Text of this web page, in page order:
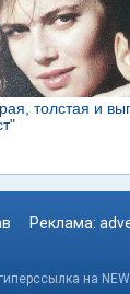
Реклама:
на